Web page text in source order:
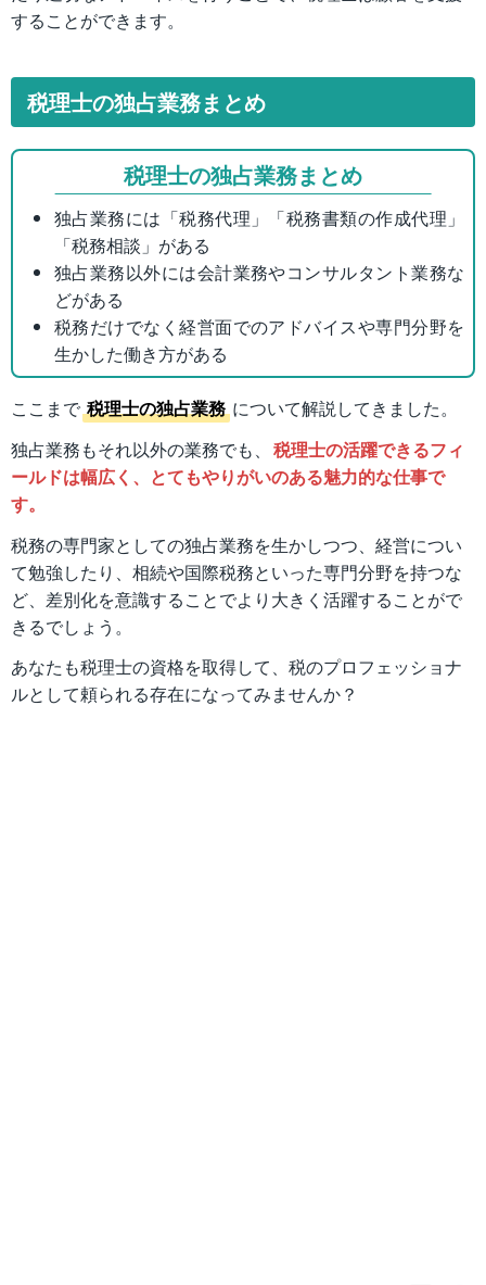
することができます。
税理士の独占業務まとめ
税理士の独占業務まとめ
独占業務には「税務代理」「税務書類の作成代理」
「税務相談」がある
独占業務以外には会計業務やコンサルタント業務な
どがある
税務だけでなく経営面でのアドバイスや専門分野を
生かした働き方がある
ここまで 税理士の独占業務 について解説してきました。
独占業務もそれ以外の業務でも、 税理士の活躍できるフィ
ールドは幅広く、とてもやりがいのある魅力的な仕事で
す。
税務の専門家としての独占業務を生かしつつ、経営につい
て勉強したり、相続や国際税務といった専門分野を持つな
ど、差別化を意識することでより大きく活躍することがで
きるでしょう。
あなたも税理士の資格を取得して、税のプロフェッショナ
ルとして頼られる存在になってみませんか？